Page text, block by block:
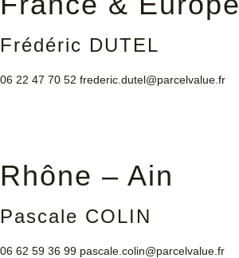
Frédéric DUTEL
06 22 47 70 52 frederic.dutel@parcelvalue.fr
Rhône – Ain
Pascale COLIN
06 62 59 36 99 pascale.colin@parcelvalue.fr